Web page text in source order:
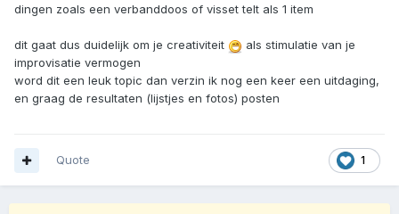
dingen zoals een verbanddoos of visset telt als 1 item
dit gaat dus duidelijk om je creativiteit
als stimulatie van je
improvisatie vermogen
word dit een leuk topic dan verzin ik nog een keer een uitdaging,
en graag de resultaten (lijstjes en fotos) posten
1
Quote